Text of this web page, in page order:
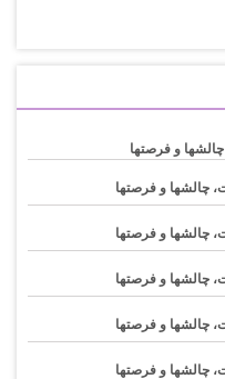
و فرصتها
چالشها و فرصتها
چالشها و فرصتها
چالشها و فرصتها
چالشها و فرصتها
چالشها و فرصتها